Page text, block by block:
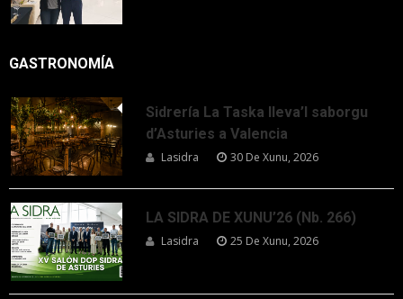
GASTRONOMÍA
Sidrería La Taska lleva’l saborgu
d’Asturies a Valencia
Lasidra 30 De Xunu, 2026
LA SIDRA DE XUNU’26 (Nb. 266)
Lasidra 25 De Xunu, 2026